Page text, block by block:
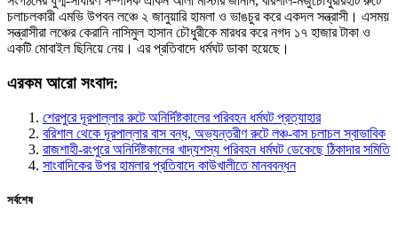
চলাচলকারী এমভি উপবন লঞ্চে ২ জানুয়ারি হামলা ও ভাঙচুর করে একদল সন্ত্রাসী। এসময়
সন্ত্রাসীরা লঞ্চের কেরানি নাসিমুল হাসান চৌধুরীকে মারধর করে নগদ ১৭ হাজার টাকা ও
একটি মোবাইল ছিনিয়ে নেয়। এর প্রতিবাদে ধর্মঘট ডাকা হয়েছে।
এরকম আরো সংবাদ:
শেরপুরে দূরপাল্লার রুটে অনির্দিষ্টকালের পরিবহন ধর্মঘট প্রত্যাহার
বরিশাল থেকে দূরপাল্লার বাস বন্ধ, অভ্যন্তরীণ রুটে লঞ্চ-বাস চলাচল স্বাভাবিক
রাজশাহী-রংপুরে অনির্দিষ্টকালের খাদ্যশস্য পরিবহন ধর্মঘট ডেকেছে ঠিকাদার সমিতি
সাংবাদিকের উপর হামলার প্রতিবাদে কাউখালীতে মানববন্ধন
সর্বশেষ